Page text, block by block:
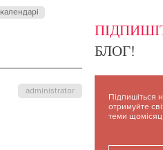
календарі
administrator
БЛОГ!
Підпишіться
отримуйте
теми